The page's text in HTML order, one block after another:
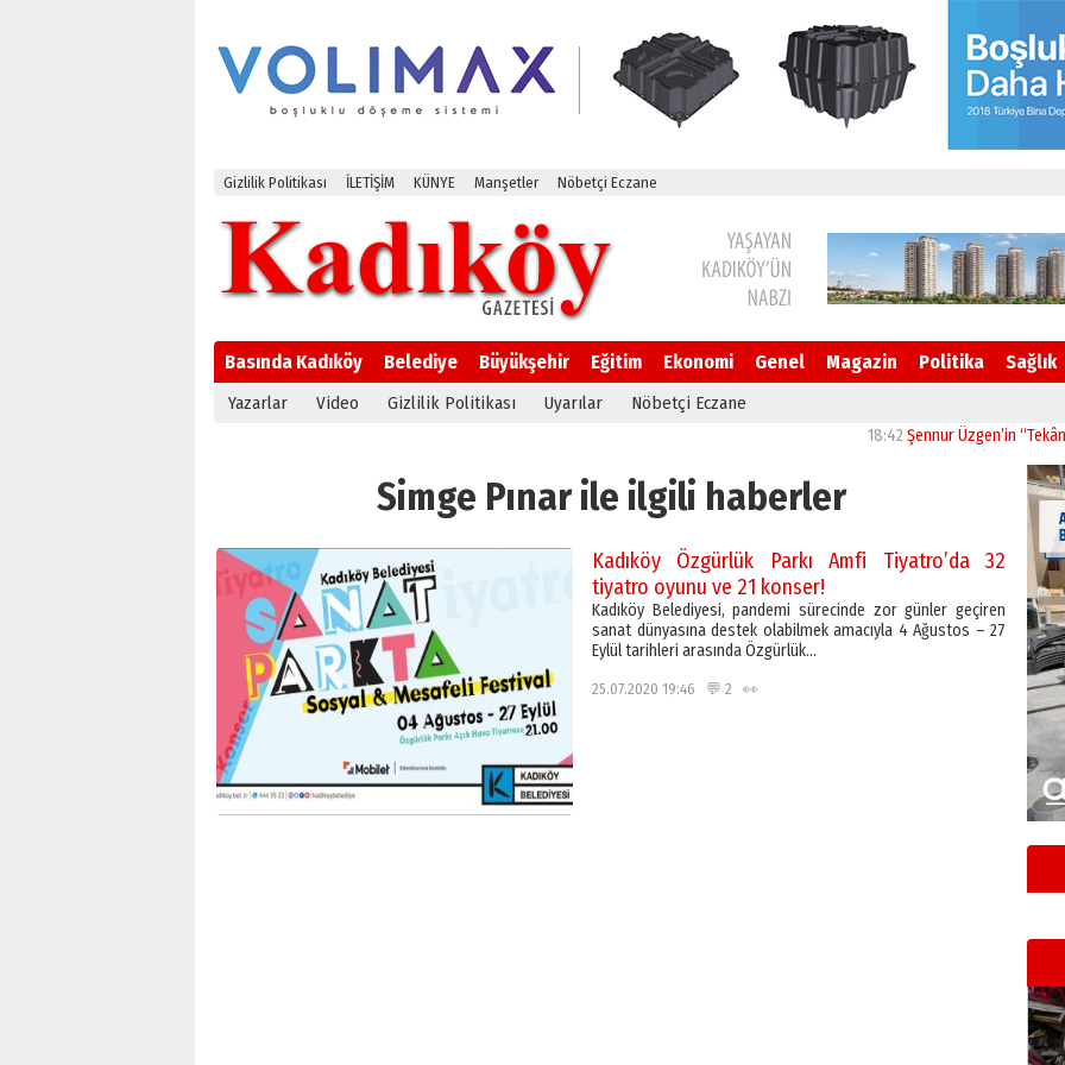
Gizlilik Politikası İLETİŞİM KÜNYE Manşetler Nöbetçi Eczane
Basında Kadıköy Belediye Büyükşehir Eğitim Ekonomi Genel Magazin Politika Sağlık
Yazarlar Video Gizlilik Politikası Uyarılar Nöbetçi Eczane
Şennur Üzgen’in “Tekâmül”
Simge Pınar ile ilgili haberler
Kadıköy Özgürlük Parkı Amfi Tiyatro’da 32
tiyatro oyunu ve 21 konser!
Kadıköy Belediyesi, pandemi sürecinde zor günler geçiren
sanat dünyasına destek olabilmek amacıyla 4 Ağustos – 27
Eylül tarihleri arasında Özgürlük…
25.07.2020 19:46 💬 2 👀